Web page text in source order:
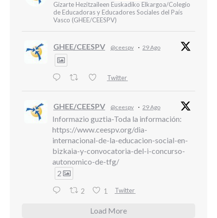
Gizarte Hezitzaileen Euskadiko Elkargoa/Colegio
de Educadoras y Educadores Sociales del País
Vasco (GHEE/CEESPV)
GHEE/CEESPV @ceespv · 29 Ago
Twitter
GHEE/CEESPV @ceespv · 29 Ago
Informazio guztia-Toda la información:
https://www.ceespv.org/dia-
internacional-de-la-educacion-social-en-
bizkaia-y-convocatoria-del-i-concurso-
autonomico-de-tfg/
2
2 1 Twitter
Load More